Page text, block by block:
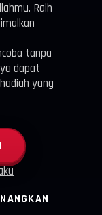
Raih
tanpa
dapat
yang